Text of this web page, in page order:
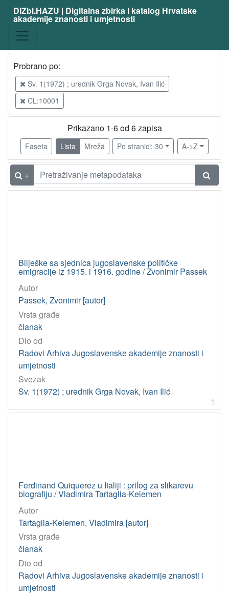
Građa
Knjižnična građa
6
Vrsta
članak
1
Baričević, Doris
Tartaglia-Kelemen, Vladimira
Hršak-Flajšman, Vera
građe
tekst
Knjižnica (Zagreb)
DiZbi.HAZU | Digitalna zbirka i katalog Hrvatske
akademije znanosti i umjetnosti
Probrano po:
Sv. 1(1972) ; urednik Grga Novak, Ivan Ilić
CL:10001
Prikazano 1-6 od 6 zapisa
Faseta Lista Mreža Po stranici: 30 A->Z
+
Bilješke sa sjednica jugoslavenske političke
emigracije iz 1915. i 1916. godine / Zvonimir Passek
Autor
Passek, Zvonimir [autor]
Vrsta građe
članak
Dio od
Radovi Arhiva Jugoslavenske akademije znanosti i
umjetnosti
Svezak
Sv. 1(1972) ; urednik Grga Novak, Ivan Ilić
1
Ferdinand Quiquerez u Italiji : prilog za slikarevu
biografiju / Vladimira Tartaglia-Kelemen
Autor
Tartaglia-Kelemen, Vladimira [autor]
Vrsta građe
članak
Dio od
Radovi Arhiva Jugoslavenske akademije znanosti i
umjetnosti